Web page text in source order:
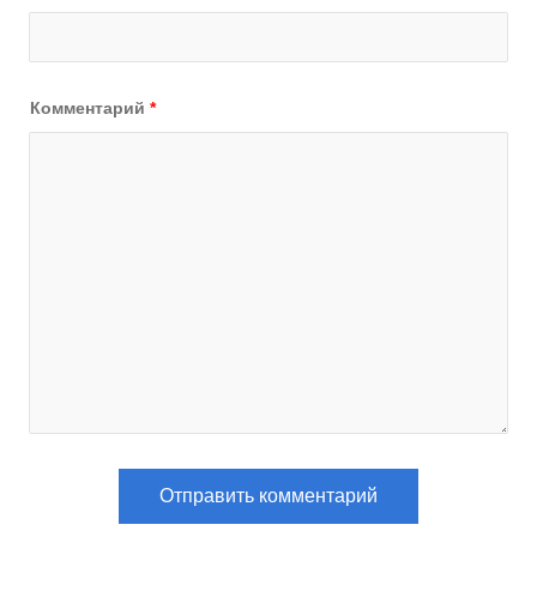
Комментарий *